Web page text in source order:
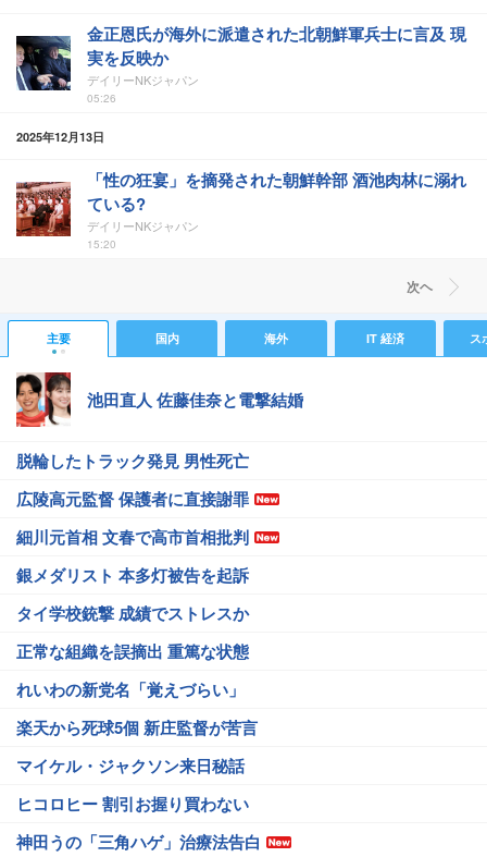
金正恩氏が海外に派遣された北朝鮮軍兵士に言及 現
実を反映か
デイリーNKジャパン
05:26
2025年12月13日
「性の狂宴」を摘発された朝鮮幹部 酒池肉林に溺れ
ている?
デイリーNKジャパン
15:20
次ヘ
主要 国内 海外 IT 経済 ス
池田直人 佐藤佳奈と電撃結婚
脱輪したトラック発見 男性死亡
広陵高元監督 保護者に直接謝罪
細川元首相 文春で高市首相批判
銀メダリスト 本多灯被告を起訴
タイ学校銃撃 成績でストレスか
正常な組織を誤摘出 重篤な状態
れいわの新党名「覚えづらい」
楽天から死球5個 新庄監督が苦言
マイケル・ジャクソン来日秘話
ヒコロヒー 割引お握り買わない
神田うの「三角ハゲ」治療法告白